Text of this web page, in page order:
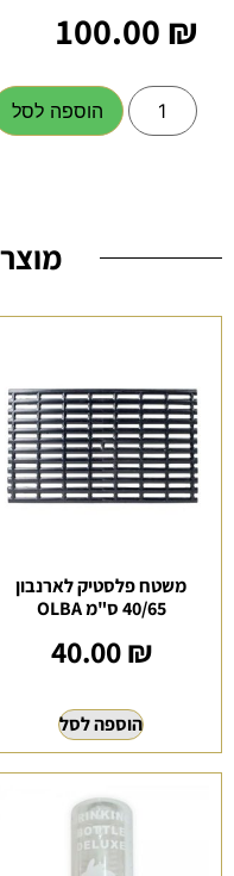
100.00 ₪
הוספה לסל
משטח פלסטיק לארנבון
40/65 ס"מ OLBA
40.00₪
הוספה לסל